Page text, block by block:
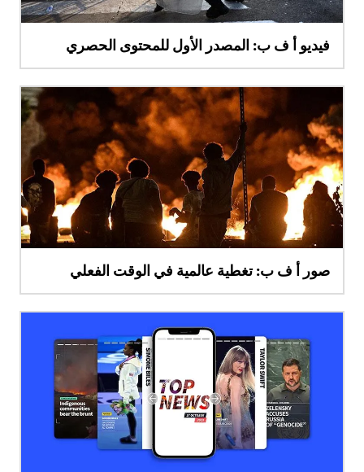
فيديو أ ف ب: المصدر الأول للمحتوى الحصري
صور أ ف ب: تغطية عالمية في الوقت الفعلي